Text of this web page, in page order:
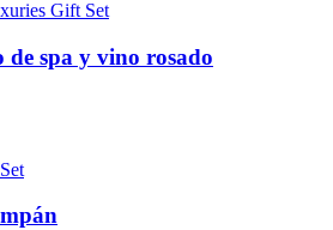
de spa y vino rosado